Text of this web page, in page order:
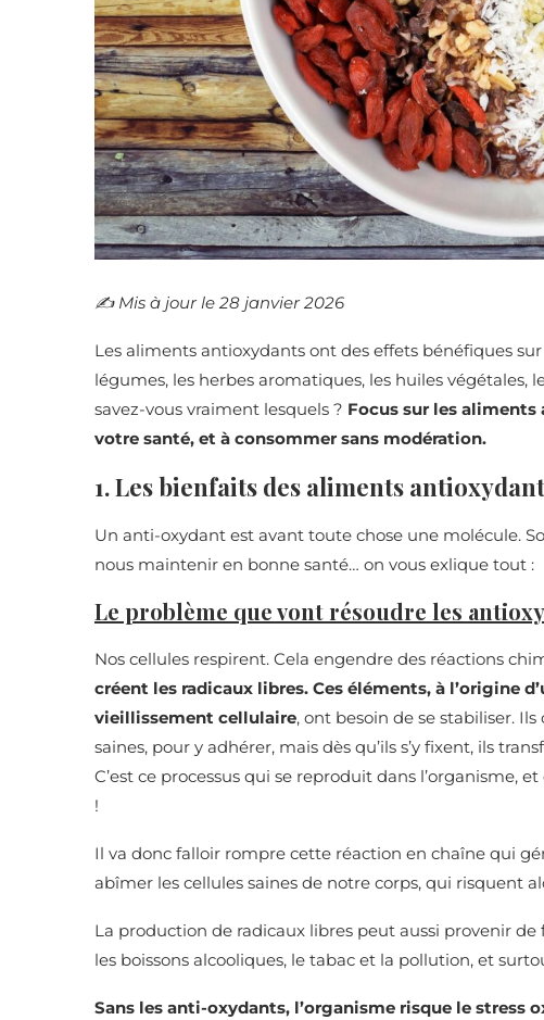
✍️​ Mis à jour le 28 janvier 2026
Les aliments antioxydants ont des effets bénéfiques
légumes, les herbes aromatiques, les huiles végétales,
savez-vous vraiment lesquels ? Focus sur les
votre santé, et à consommer sans modération.
1. Les bienfaits des aliments
Un anti-oxydant est avant toute chose une molécule.
nous maintenir en bonne santé… on vous exlique tout :
Le problème que vont résoudre les
Nos cellules respirent. Cela engendre des réactions
créent les radicaux libres. Ces éléments, à l’origine
vieillissement cellulaire, ont besoin de se stabiliser.
saines, pour y adhérer, mais dès qu’ils s’y fixent, ils
C’est ce processus qui se reproduit dans l’organisme,
!
Il va donc falloir rompre cette réaction en chaîne qui
abîmer les cellules saines de notre corps, qui risquent
La production de radicaux libres peut aussi provenir de
les boissons alcooliques, le tabac et la pollution, et
Sans les anti-oxydants, l’organisme risque le stress